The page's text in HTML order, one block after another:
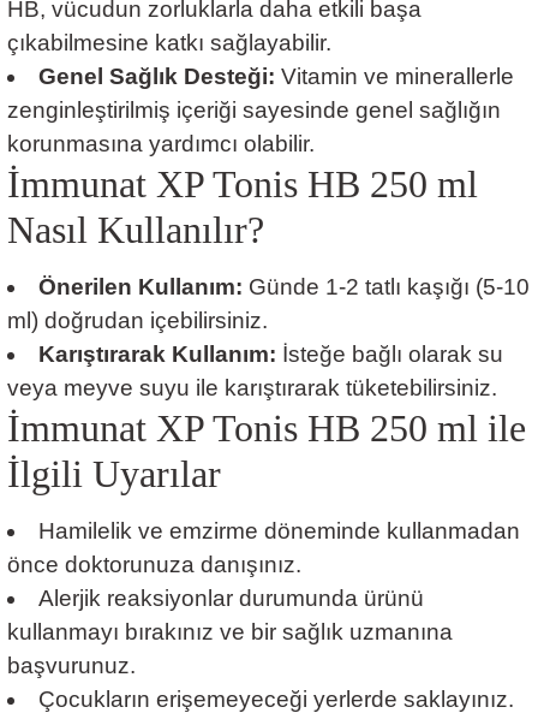
HB, vücudun zorluklarla daha etkili başa
çıkabilmesine katkı sağlayabilir.
Genel Sağlık Desteği: Vitamin ve minerallerle
zenginleştirilmiş içeriği sayesinde genel sağlığın
korunmasına yardımcı olabilir.
İmmunat XP Tonis HB 250 ml
Nasıl Kullanılır?
Önerilen Kullanım: Günde 1-2 tatlı kaşığı (5-10
ml) doğrudan içebilirsiniz.
Karıştırarak Kullanım: İsteğe bağlı olarak su
veya meyve suyu ile karıştırarak tüketebilirsiniz.
İmmunat XP Tonis HB 250 ml ile
İlgili Uyarılar
Hamilelik ve emzirme döneminde kullanmadan
önce doktorunuza danışınız.
Alerjik reaksiyonlar durumunda ürünü
kullanmayı bırakınız ve bir sağlık uzmanına
başvurunuz.
Çocukların erişemeyeceği yerlerde saklayınız.